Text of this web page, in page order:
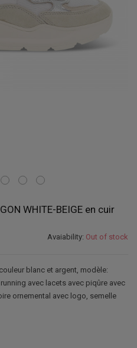
WHITE-BEIGE en cuir
Avaiability: Out of stock
blanc et argent, modèle:
running avec lacets avec piqûre avec
ornemental avec logo, semelle